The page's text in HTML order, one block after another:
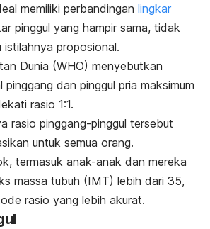
memiliki perbandingan lingkar
pinggul yang hampir sama, tidak
proposional.
Dunia (WHO) menyebutkan
dan pinggul pria maksimum
rasio 1:1.
rasio pinggang-pinggul tersebut
untuk semua orang.
termasuk anak-anak dan mereka
massa tubuh (IMT) lebih dari 35,
rasio yang lebih akurat.